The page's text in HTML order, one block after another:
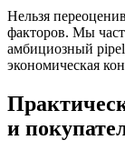
Нельзя
факторов. Мы
амбициозный
экономическая
и